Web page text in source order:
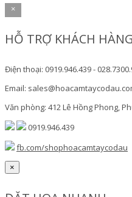
×
HỖ TRỢ KHÁCH HÀNG
Điện thoại: 0919.946.439 -
Email:
Văn phòng: 412 Lê Hồng Phong,
0919.946.439
fb.com/shophoacamtaycodau
×